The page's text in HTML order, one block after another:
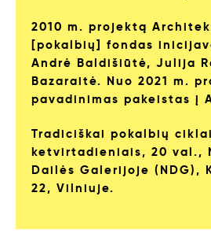
2010 m. projektą
[pokalbių] fondas
Andrė Baldišiūtė, Julija
Bazaraitė. Nuo 2021 m.
pavadinimas pakeistas į
Tradiciškai pokalbių
ketvirtadieniais, 20 val.,
Dailės Galerijoje (NDG),
22, Vilniuje.